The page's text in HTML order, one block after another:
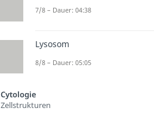
7/8 – Dauer: 04:38
Lysosom
8/8 – Dauer: 05:05
Cytologie
Zellstrukturen